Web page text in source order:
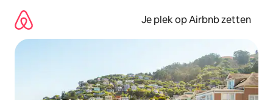
direct
naar
inhoud
Je plek op Airbnb zetten